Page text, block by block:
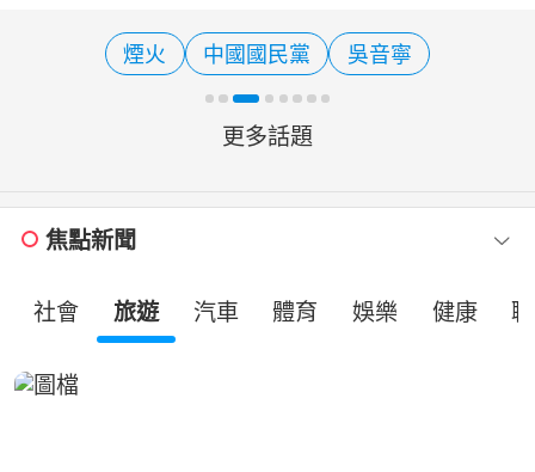
雨，築起最堅固的避風港。身為父親的
海巡同仁，日夜挺立在防線
煙火 中國國民黨 吳音寧
更多話題
焦點新聞
社會 旅遊 汽車 體育 娛樂 健康